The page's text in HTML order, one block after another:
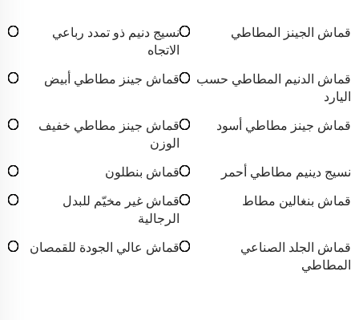
قماش الجينز المطاطي
نسيج دنيم ذو تمدد رباعي
الاتجاه
قماش الدنيم المطاطي حسب
اليارد
قماش جينز مطاطي أبيض
قماش جينز مطاطي أسود
قماش جينز مطاطي خفيف
الوزن
نسيج دينيم مطاطي أحمر
قماش بنطلون
قماش بنغالين مطاط
قماش غير مخيّم للبدل
الرجالية
قماش الجلد الصناعي
المطاطي
قماش عالي الجودة للقمصان